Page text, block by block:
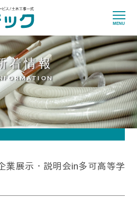
MENU
着情報
業展示・説明会in多可高等学